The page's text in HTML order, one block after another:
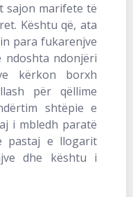
sajon marifete të
Kështu që, ata
para fukarenjve
ndonjëri
kërkon borxh
për qëllime
shtëpie e
i mbledh paratë
pastaj e llogarit
dhe kështu i